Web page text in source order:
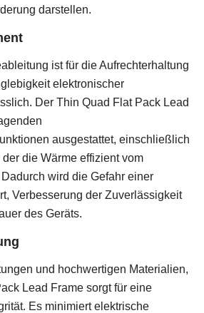
darstellen.
ist für die Aufrechterhaltung
elektronischer
Der Thin Quad Flat Pack Lead
ausgestattet, einschließlich
die Wärme effizient vom
wird die Gefahr einer
Verbesserung der Zuverlässigkeit
des Geräts.
und hochwertigen Materialien,
Lead Frame sorgt für eine
Es minimiert elektrische